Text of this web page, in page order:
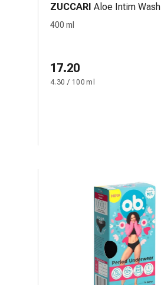
ZUCCARI Aloe Intim Wash
400 ml
17.20
4.30 / 100 ml